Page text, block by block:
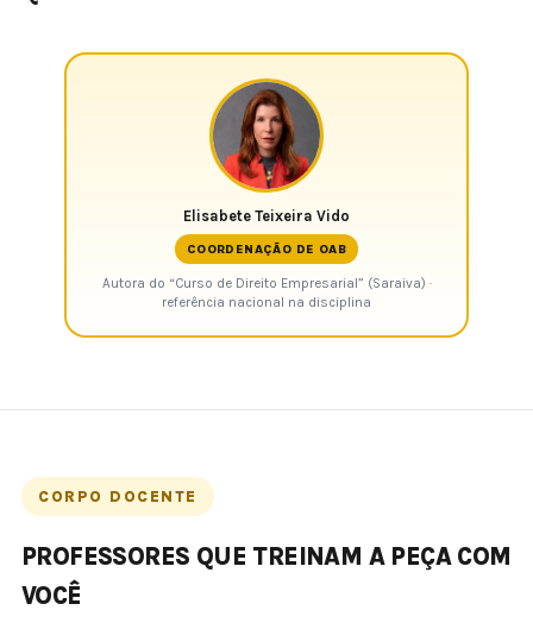
Elisabete Teixeira Vido
COORDENAÇÃO DE OAB
Autora do “Curso de Direito Empresarial” (Saraiva) ·
referência nacional na disciplina
CORPO DOCENTE
PROFESSORES QUE TREINAM A PEÇA COM
VOCÊ